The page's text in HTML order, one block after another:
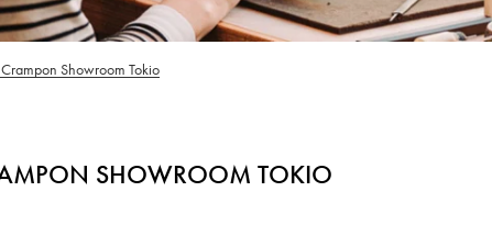
Crampon Showroom Tokio
SHOWROOM TOKIO